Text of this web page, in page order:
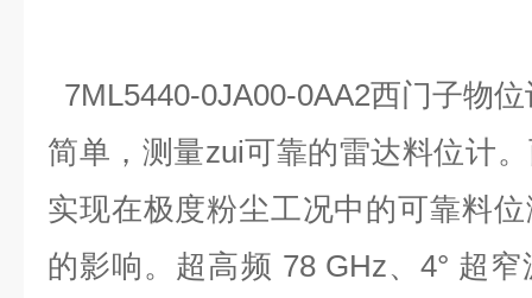
7ML5440-0JA00-0AA2西门子物
简单，测量zui可靠的雷达料位计
实现在极度粉尘工况中的可靠料
的影响。超高频 78 GHz、4° 超